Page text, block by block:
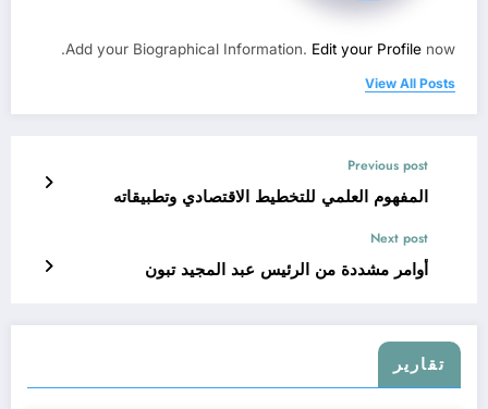
Add your Biographical Information. Edit your Profile now.
View All Posts
Previous post
المفهوم العلمي للتخطيط الاقتصادي وتطبيقاته
Next post
أوامر مشددة من الرئيس عبد المجيد تبون
تقارير